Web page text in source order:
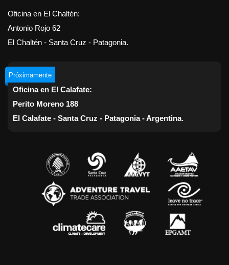
Oficina en El Chaltén:
Antonio Rojo 62
El Chaltén - Santa Cruz - Patagonia.
Próximamente
Oficina en El Calafate:
Perito Moreno 188
El Calafate - Santa Cruz - Patagonia - Argentina.